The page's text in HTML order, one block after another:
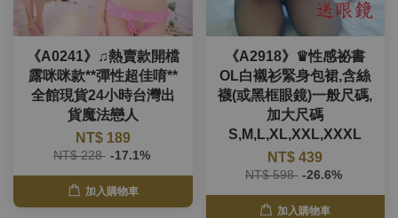
《A0241》♫熱賣款開檔
露咪咪款**彈性超佳唷**
全館現貨24小時台灣出
貨魔法戀人
NT$ 189
NT$ 228 -17.1%
加入購物車
《A2918》♛性感祕書
OL白襯衫緊身包裙,含絲
襪(或黑框眼鏡)一般尺碼,
加大尺碼
S,M,L,XL,XXL,XXXL
NT$ 439
NT$ 598 -26.6%
加入購物車